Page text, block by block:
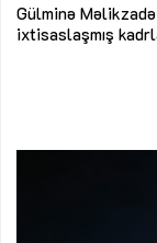
Gülminə
ixtisaslaşmış